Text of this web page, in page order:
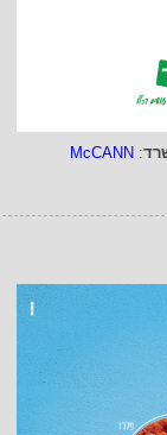
:
McCANN